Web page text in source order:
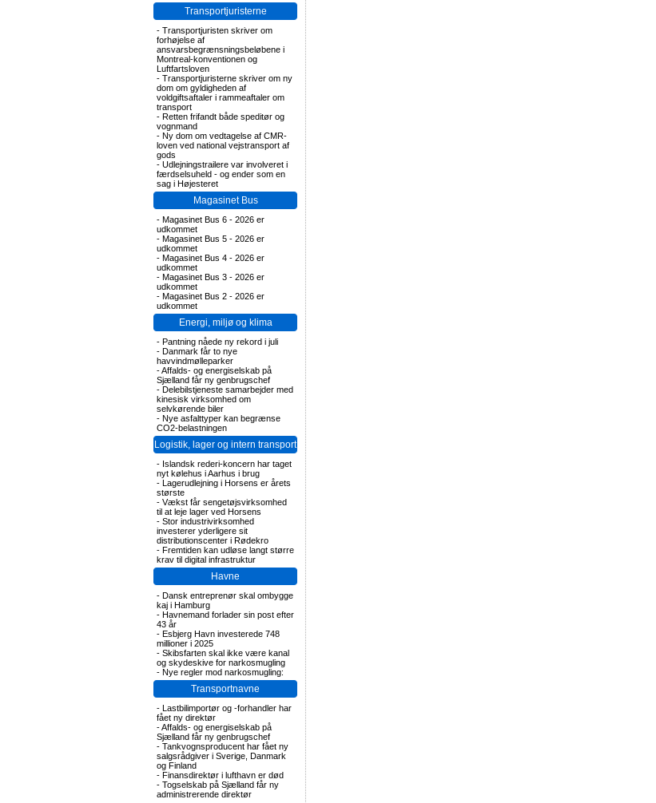
Transportjuristerne
- Transportjuristen skriver om
forhøjelse af
ansvarsbegrænsningsbeløbene i
Montreal-konventionen og
Luftfartsloven
- Transportjuristerne skriver om ny
dom om gyldigheden af
voldgiftsaftaler i rammeaftaler om
transport
- Retten frifandt både speditør og
vognmand
- Ny dom om vedtagelse af CMR-
loven ved national vejstransport af
gods
- Udlejningstrailere var involveret i
færdselsuheld - og ender som en
sag i Højesteret
Magasinet Bus
- Magasinet Bus 6 - 2026 er
udkommet
- Magasinet Bus 5 - 2026 er
udkommet
- Magasinet Bus 4 - 2026 er
udkommet
- Magasinet Bus 3 - 2026 er
udkommet
- Magasinet Bus 2 - 2026 er
udkommet
Energi, miljø og klima
- Pantning nåede ny rekord i juli
- Danmark får to nye
havvindmølleparker
-Affalds- og energiselskab på
Sjælland får ny genbrugschef
- Delebilstjeneste samarbejder med
kinesisk virksomhed om
selvkørende biler
- Nye asfalttyper kan begrænse
CO2-belastningen
Logistik, lager og intern transport
- Islandsk rederi-koncern har taget
nyt kølehus i Aarhus i brug
- Lagerudlejning i Horsens er årets
største
- Vækst får sengetøjsvirksomhed
til at leje lager ved Horsens
- Stor industrivirksomhed
investerer yderligere sit
distributionscenter i Rødekro
- Fremtiden kan udløse langt større
krav til digital infrastruktur
Havne
- Dansk entreprenør skal ombygge
kaj i Hamburg
- Havnemand forlader sin post efter
43 år
- Esbjerg Havn investerede 748
millioner i 2025
- Skibsfarten skal ikke være kanal
og skydeskive for narkosmugling
- Nye regler mod narkosmugling:
Transportnavne
- Lastbilimportør og -forhandler har
fået ny direktør
-Affalds- og energiselskab på
Sjælland får ny genbrugschef
- Tankvognsproducent har fået ny
salgsrådgiver i Sverige, Danmark
og Finland
- Finansdirektør i lufthavn er død
- Togselskab på Sjælland får ny
administrerende direktør